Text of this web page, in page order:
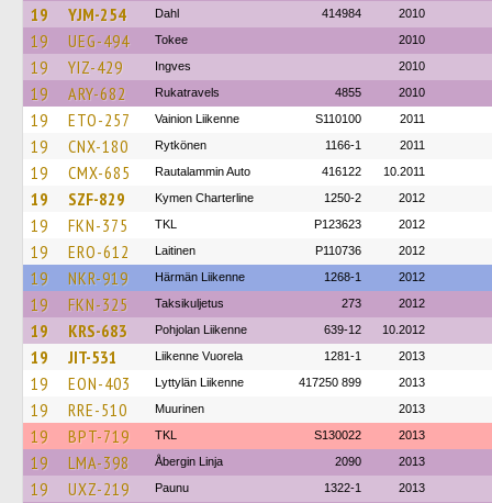
19 YJM-254 Dahl 414984 2010
19 UEG-494 Tokee 2010
19 YIZ-429 Ingves 2010
19 ARY-682 Rukatravels 4855 2010
19 ETO-257 Vainion Liikenne S110100 2011
19 CNX-180 Rytkönen 1166-1 2011
19 CMX-685 Rautalammin Auto 416122 10.2011
19 SZF-829 Kymen Charterline 1250-2 2012
19 FKN-375 TKL P123623 2012
19 ERO-612 Laitinen P110736 2012
19 NKR-919 Härmän Liikenne 1268-1 2012
19 FKN-325 Taksikuljetus 273 2012
19 KRS-683 Pohjolan Liikenne 639-12 10.2012
19 JIT-531 Liikenne Vuorela 1281-1 2013
19 EON-403 Lyttylän Liikenne 417250 899 2013
19 RRE-510 Muurinen 2013
19 BPT-719 TKL S130022 2013
19 LMA-398 Åbergin Linja 2090 2013
19 UXZ-219 Paunu 1322-1 2013